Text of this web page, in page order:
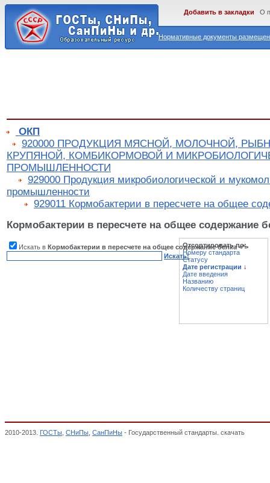
Нормативные документы
Добавить в закладки О
ОКП
920000 ПРОДУКЦИЯ МЯСНОЙ, МОЛОЧНОЙ,
КРУПЯНОЙ, КОМБИКОРМОВОЙ И
ПРОМЫШЛЕННОСТИ
929000 Продукция микробиологической и
промышленности
929011 Кормобактерии в пересчете на общее
Кормобактерии в пересчете на общее содержание
Искать в Кормобактерии в пересчете на общее содержание белка <*>
Искать!
Отсортировать по:
Номеру стандарта
Статусу
Дате регистрации ↓
Дате введения
Названию
Количеству страниц
2010-2013. ГОСТы СНиПы СанПиНы - Государственный стандарты. скачать